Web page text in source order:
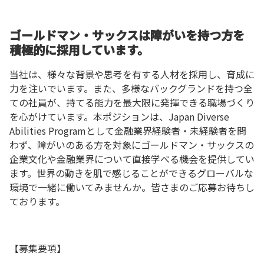
ゴールドマン・サックスは障がいを持つ方を
積極的に採用しています。
当社は、様々な背景や思考を有する人材を採用し、育成に
力を注いでいます。また、多様なバックグランドを持つ全
ての社員が、持てる能力を最大限に発揮できる職場づくり
を心がけています。本ポジションは、Japan Diverse
Abilities Programとして金融業界経験者・未経験者を問
わず、障がいのある方を対象にゴールドマン・サックスの
企業文化や金融業界について直接学べる機会を提供してい
ます。世界の動きを肌で感じることができるグローバルな
環境で一緒に働いてみませんか。皆さまのご応募お待ちし
ております。
【募集要項】